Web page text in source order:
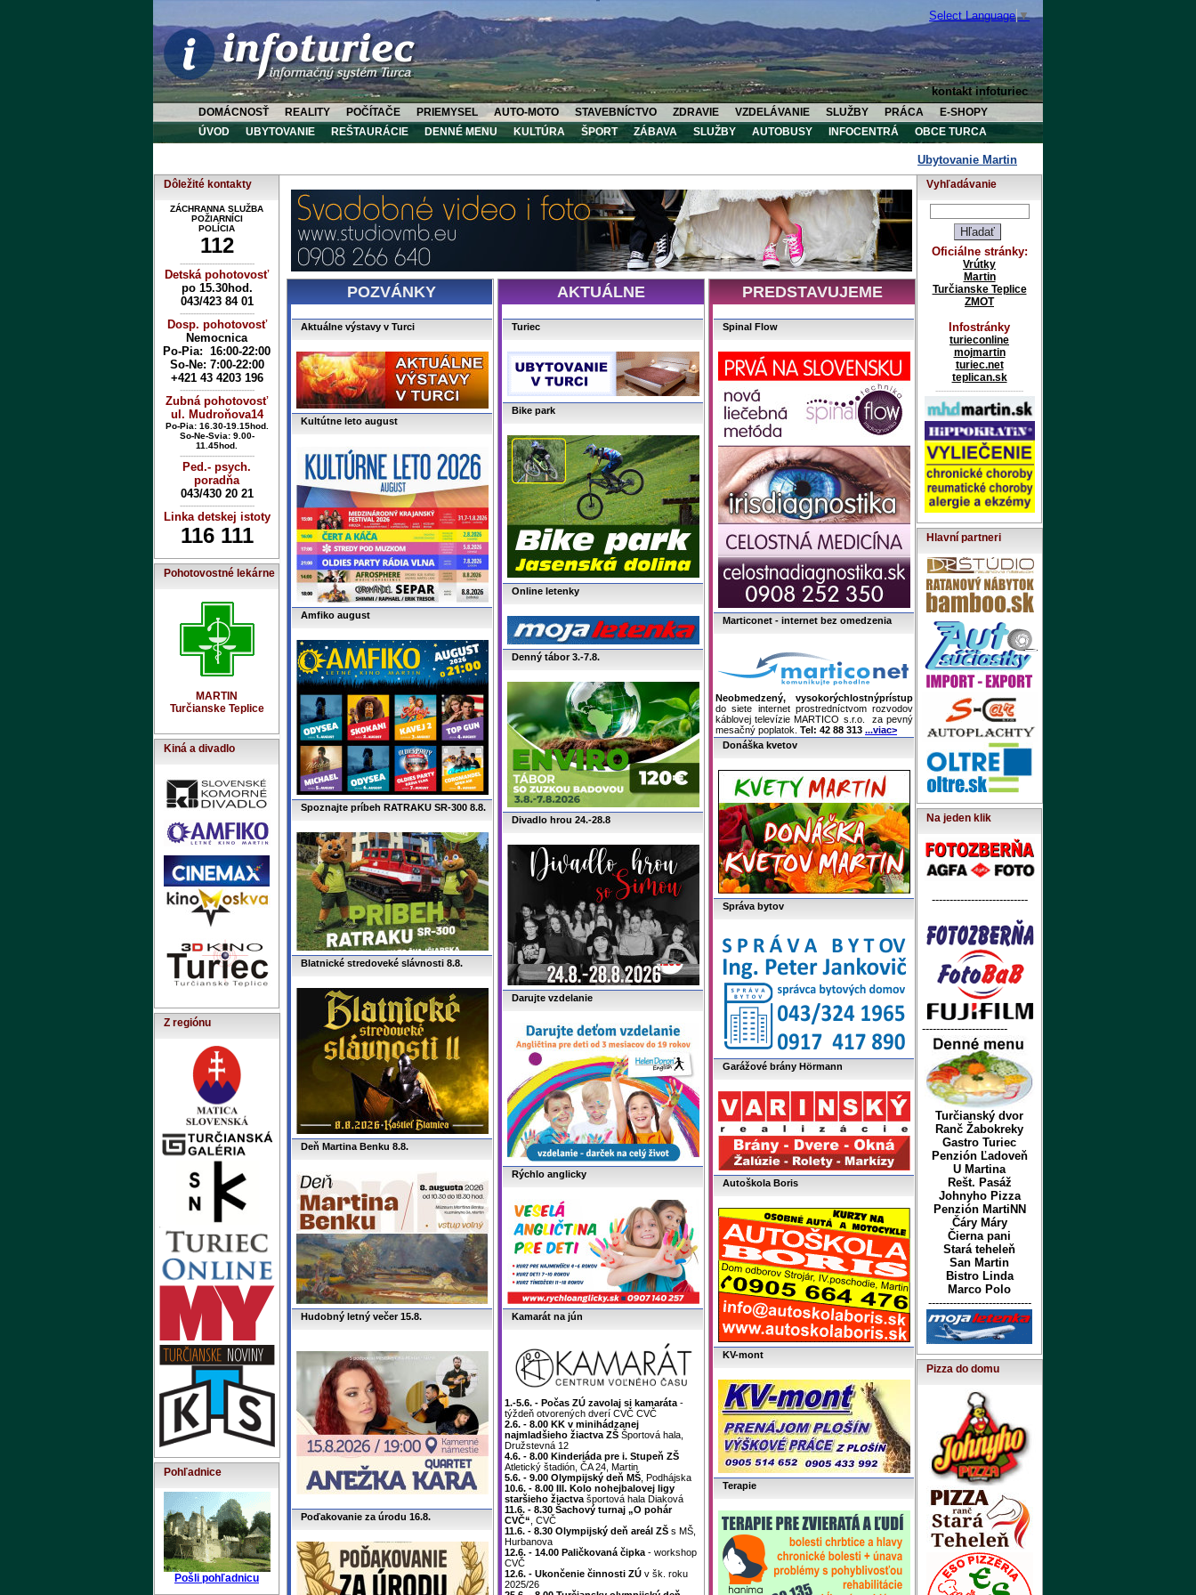
Select Language ▼
kontakt infoturiec
DOMÁCNOSŤ REALITY POČÍTAČE PRIEMYSEL AUTO-MOTO STAVEBNÍCTVO ZDRAVIE VZDELÁVANIE SLUŽBY PRÁCA
E-SHOPY
ÚVOD
UBYTOVANIE REŠTAURÁCIE DENNÉ MENU KULTÚRA ŠPORT ZÁBAVA SLUŽBY AUTOBUSY INFOCENTRÁ OBCE TURCA
Ubytovanie Martin Ubytovanie Vrútky
Dôležité kontakty
ZÁCHRANNA SLUŽBA
POŽIARNÍCI
POLÍCIA
112
----------------------------
Detská pohotovosť
po 15.30hod.
043/423 84 01
----------------------------
Dosp. pohotovosť
Nemocnica
Po-Pia: 16:00-22:00
So-Ne: 7:00-22:00
+421 43 4203 196
----------------------------
Zubná pohotovosť
ul. Mudroňova14
Po-Pia: 16.30-19.15hod.
So-Ne-Svia: 9.00-
11.45hod.
----------------------------
Ped.- psych.
poradňa
043/430 20 21
----------------------------
Linka detskej istoty
116 111
Pohotovostné lekárne
MARTIN
Turčianske Teplice
Kiná a divadlo
Z regiónu
Pohľadnice
Pošli pohľadnicu
POZVÁNKY
Aktuálne výstavy v Turci
Kultútne leto august
Amfiko august
Spoznajte príbeh RATRAKU SR-300 8.8.
Blatnické stredoveké slávnosti 8.8.
Deň Martina Benku 8.8.
Hudobný letný večer 15.8.
Poďakovanie za úrodu 16.8.
AKTUÁLNE
Turiec
Bike park
Online letenky
Denný tábor 3.-7.8.
Divadlo hrou 24.-28.8
Darujte vzdelanie
Rýchlo anglicky
Kamarát na jún
1.-5.6. - Počas ZÚ zavolaj si kamaráta -
týždeň otvorených dverí CVČ CVČ
2.6. - 8.00 KK v minihádzanej
najmladšieho žiactva ZŠ Športová hala,
Družstevná 12
4.6. - 8.00 Kinderiáda pre i. Stupeň ZŠ
Atletický štadión, ČA 24, Martin
5.6. - 9.00 Olympijský deň MŠ , Podhájska
10.6. - 8.00 III. Kolo nohejbalovej ligy
staršieho žiactva športová hala Diaková
11.6. - 8.30 Šachový turnaj „O pohár
CVČ“ , CVČ
11.6. - 8.30 Olympijský deň areál ZŠ s MŠ,
Hurbanova
12.6. - 14.00 Paličkovaná čipka - workshop
CVČ
12.6. - Ukončenie činnosti ZÚ v šk. roku
2025/26
PREDSTAVUJEME
Spinal Flow
Marticonet - internet bez omedzenia
Neobmedzený, vysokorýchlostnýprístup
do siete internet prostredníctvom rozvodov
káblovej televízie MARTICO s.r.o. za pevný
mesačný poplatok. Tel: 42 88 313 ...viac>
Donáška kvetov
Správa bytov
Garážové brány Hörmann
Autoškola Boris
KV-mont
Terapie
Vyhľadávanie
Oficiálne stránky:
Vrútky
Martin
Turčianske Teplice
ZMOT
Infostránky
turieconline
mojmartin
turiec.net
teplican.sk
---------------------------------
Hlavní partneri
Na jeden klik
---------------------------
------------------------
Turčianský dvor
Ranč Žabokreky
Gastro Turiec
Penzión Ľadoveň
U Martina
Rešt. Pasáž
Johnyho Pizza
Penzión MartiNN
Čáry Máry
Čierna pani
Stará teheleň
San Martin
Bistro Linda
Marco Polo
-----------------------------
Pizza do domu